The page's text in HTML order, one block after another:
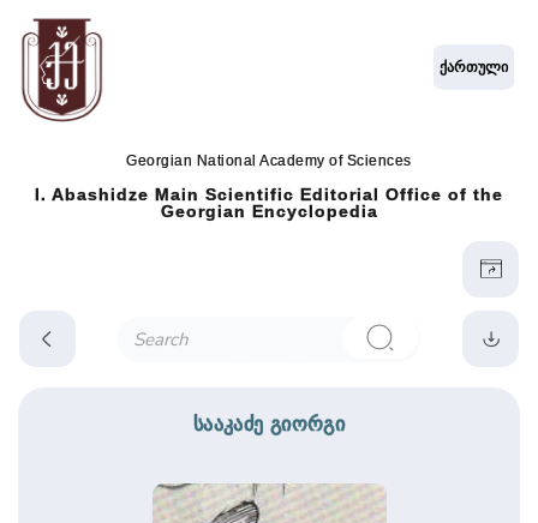
Georgian National Academy of Sciences
I. Abashidze Main Scientific Editorial Office of the
Georgian Encyclopedia
ქართული
სააკაძე გიორგი